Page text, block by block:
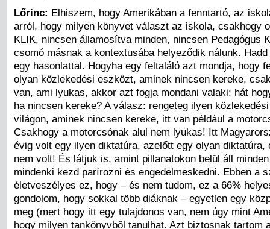
Lőrinc: Elhiszem, hogy Amerikában a fenntartó, az
arról, hogy milyen könyvet választ az iskola, csakhogy
KLIK, nincsen államosítva minden, nincsen Pedagógus
csomó másnak a kontextusába helyeződik nálunk.
egy hasonlattal. Hogyha egy feltaláló azt mondja, hogy
olyan közlekedési eszközt, aminek nincsen kereke,
van, ami lyukas, akkor azt fogja mondani valaki: hát
ha nincsen kereke? A válasz: rengeteg ilyen
világon, aminek nincsen kereke, itt van például a
Csakhogy a motorcsónak alul nem lyukas! Itt
évig volt egy ilyen diktatúra, azelőtt egy olyan diktatúra,
nem volt! És látjuk is, amint pillanatokon belül áll
mindenki kezd parírozni és engedelmeskedni. Ebben a
életveszélyes ez, hogy – és nem tudom, ez a 66%
gondolom, hogy sokkal több diáknak – egyetlen egy
meg (mert hogy itt egy tulajdonos van, nem úgy mint
hogy milyen tankönyvből tanulhat. Azt biztosnak tartom